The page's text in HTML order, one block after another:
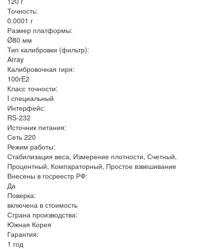
Точность:
0.0001 г
Размер платформы:
Ø80 мм
Тип калибровки (фильтр):
Array
Калибровочная гиря:
100гE2
Класс точности:
I специальный
Интерфейс:
RS-232
Источник питания:
Сеть 220
Режим работы:
Стабилизация веса, Измерение плотности, Счетный,
Процентный, Компараторный, Простое взвешивание
Внесены в госреестр РФ:
Да
Поверка:
включена в стоимость
Страна производства:
Южная Корея
Гарантия:
1 год